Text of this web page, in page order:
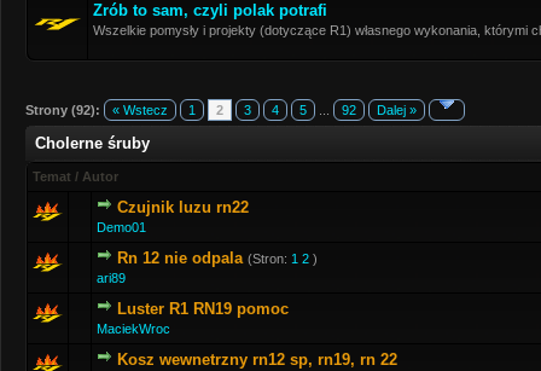
Zrób to sam, czyli polak potrafi
Wszelkie pomysły i projekty (dotyczące R1) własnego wykonania, którymi
Strony (92): « Wstecz 1 2 3 4 5 92 Dalej »
Cholerne śruby
Temat / Autor
Czujnik luzu rn22
Demo01
Rn 12 nie odpala (Stron: 1 2 )
ari89
Luster R1 RN19 pomoc
MaciekWroc
Kosz wewnetrzny rn12 sp, rn19, rn 22